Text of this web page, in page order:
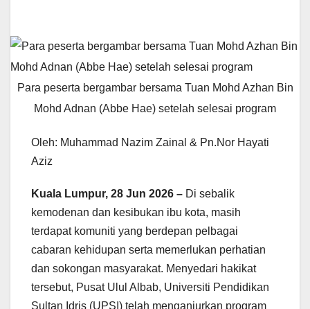
Para peserta bergambar bersama Tuan Mohd Azhan Bin
Mohd Adnan (Abbe Hae) setelah selesai program
Oleh: Muhammad Nazim Zainal & Pn.Nor Hayati
Aziz
Kuala Lumpur, 28 Jun 2026 – Di sebalik
kemodenan dan kesibukan ibu kota, masih
terdapat komuniti yang berdepan pelbagai
cabaran kehidupan serta memerlukan perhatian
dan sokongan masyarakat. Menyedari hakikat
tersebut, Pusat Ulul Albab, Universiti Pendidikan
Sultan Idris (UPSI) telah menganjurkan program